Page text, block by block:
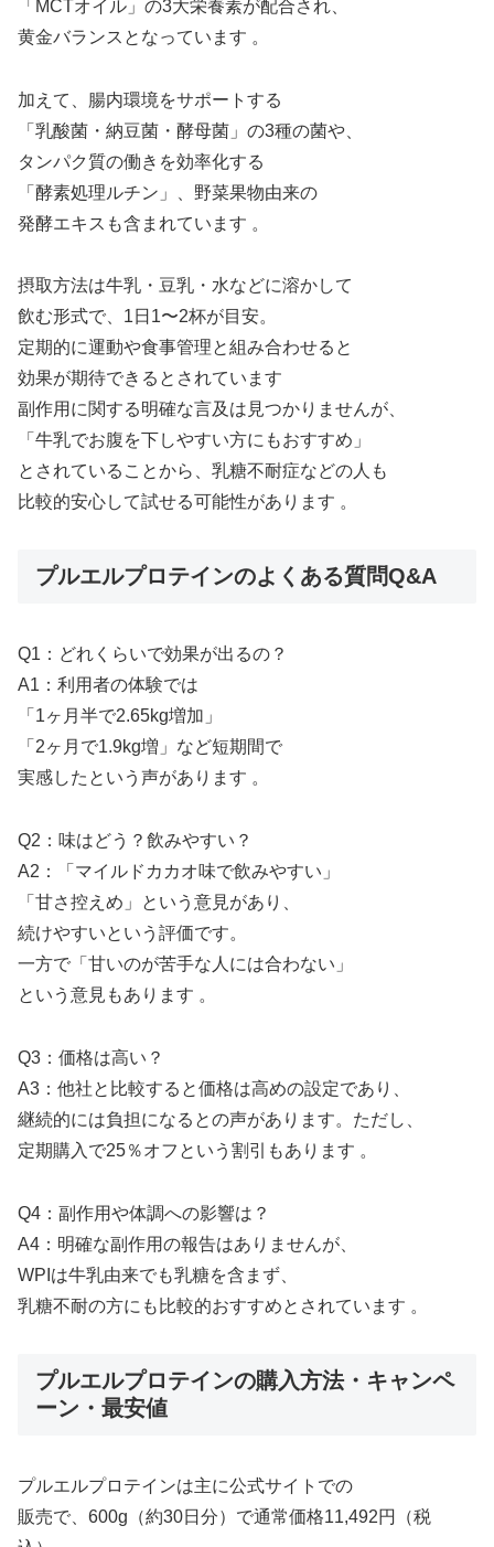
「MCTオイル」の3大栄養素が配合され、
黄金バランスとなっています 。
加えて、腸内環境をサポートする
「乳酸菌・納豆菌・酵母菌」の3種の菌や、
タンパク質の働きを効率化する
「酵素処理ルチン」、野菜果物由来の
発酵エキスも含まれています 。
摂取方法は牛乳・豆乳・水などに溶かして
飲む形式で、1日1〜2杯が目安。
定期的に運動や食事管理と組み合わせると
効果が期待できるとされています
副作用に関する明確な言及は見つかりませんが、
「牛乳でお腹を下しやすい方にもおすすめ」
とされていることから、乳糖不耐症などの人も
比較的安心して試せる可能性があります 。
プルエルプロテインのよくある質問Q&A
Q1：どれくらいで効果が出るの？
A1：利用者の体験では
「1ヶ月半で2.65kg増加」
「2ヶ月で1.9kg増」など短期間で
実感したという声があります 。
Q2：味はどう？飲みやすい？
A2：「マイルドカカオ味で飲みやすい」
「甘さ控えめ」という意見があり、
続けやすいという評価です。
一方で「甘いのが苦手な人には合わない」
という意見もあります 。
Q3：価格は高い？
A3：他社と比較すると価格は高めの設定であり、
継続的には負担になるとの声があります。ただし、
定期購入で25％オフという割引もあります 。
Q4：副作用や体調への影響は？
A4：明確な副作用の報告はありませんが、
WPIは牛乳由来でも乳糖を含まず、
乳糖不耐の方にも比較的おすすめとされています 。
プルエルプロテインの購入方法・キャンペ
ーン・最安値
プルエルプロテインは主に公式サイトでの
販売で、600g（約30日分）で通常価格11,492円（税